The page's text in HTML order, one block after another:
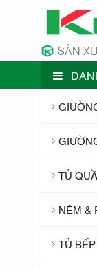
SẢN
TỦ
NỆM &
TỦ BẾP